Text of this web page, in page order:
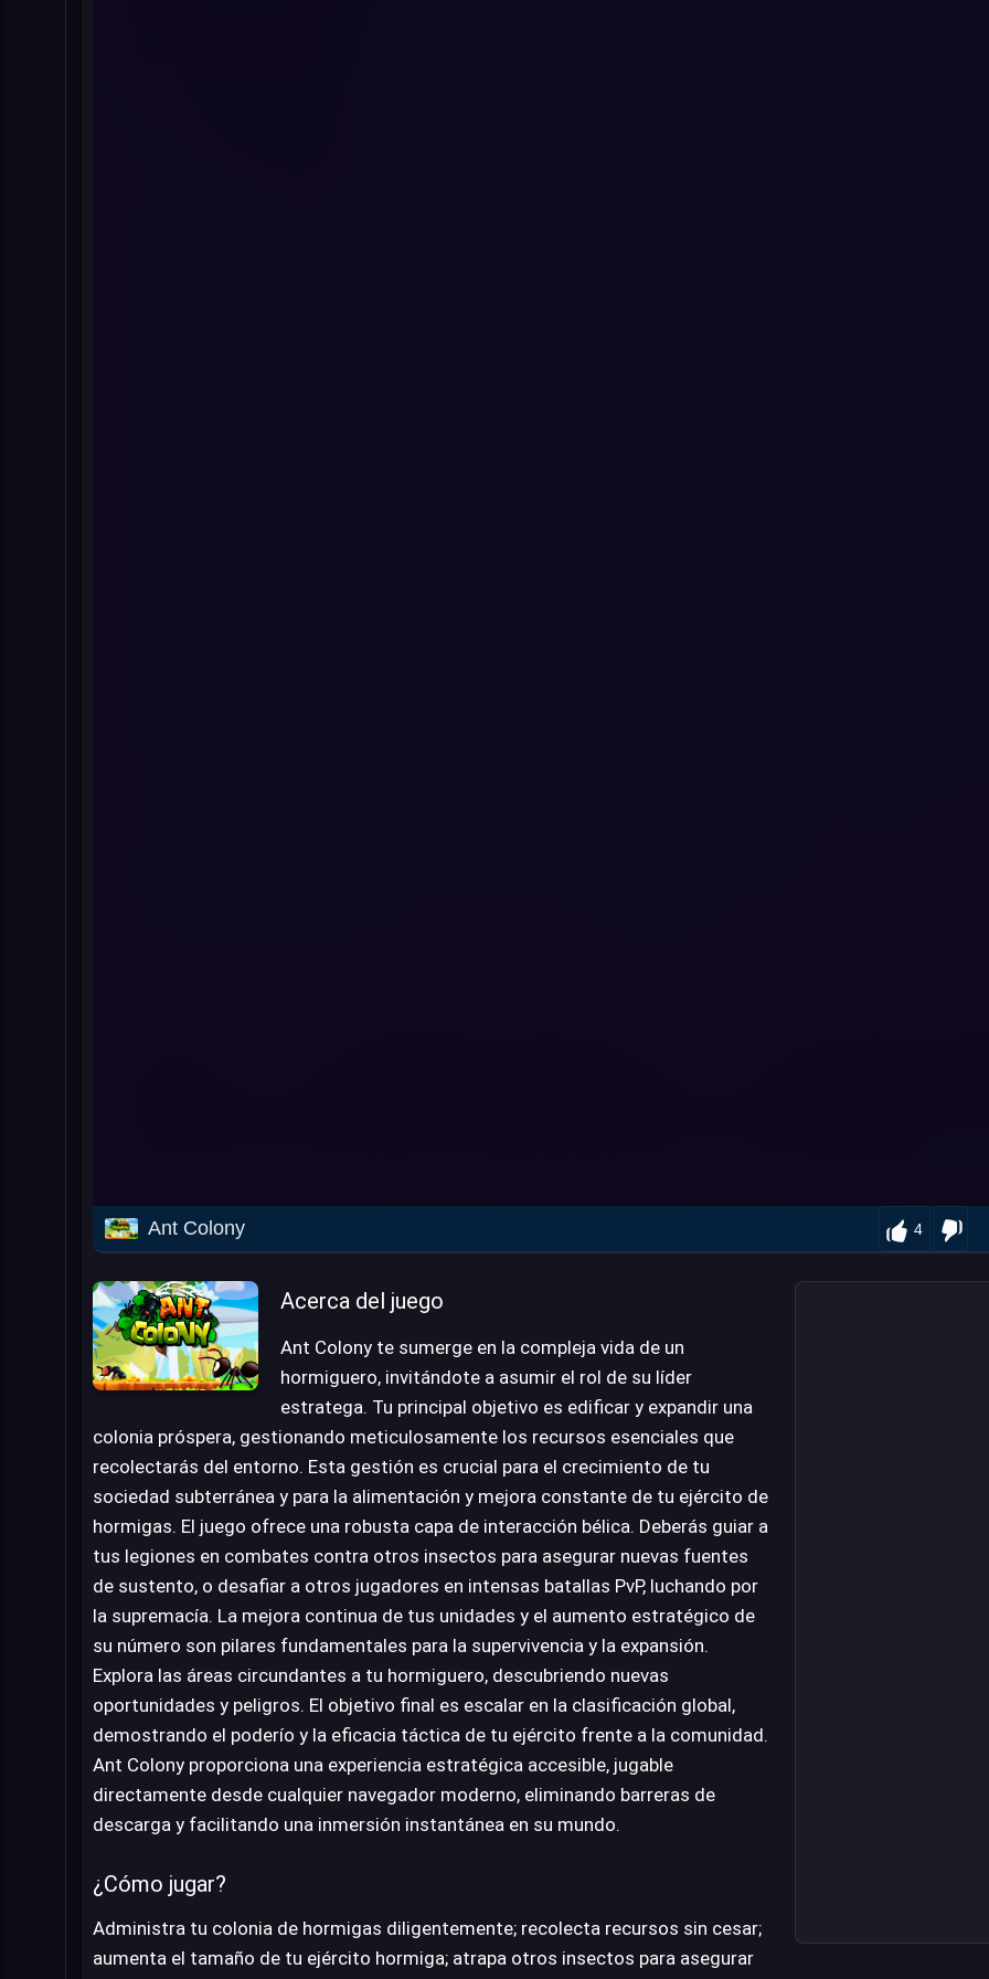
Ant Colony 4
Acerca del juego
Ant Colony te sumerge en la compleja vida de un
hormiguero, invitándote a asumir el rol de su líder
estratega. Tu principal objetivo es edificar y expandir una
colonia próspera, gestionando meticulosamente los recursos esenciales que
recolectarás del entorno. Esta gestión es crucial para el crecimiento de tu
sociedad subterránea y para la alimentación y mejora constante de tu ejército de
hormigas. El juego ofrece una robusta capa de interacción bélica. Deberás guiar a
tus legiones en combates contra otros insectos para asegurar nuevas fuentes
de sustento, o desafiar a otros jugadores en intensas batallas PvP, luchando por
la supremacía. La mejora continua de tus unidades y el aumento estratégico de
su número son pilares fundamentales para la supervivencia y la expansión.
Explora las áreas circundantes a tu hormiguero, descubriendo nuevas
oportunidades y peligros. El objetivo final es escalar en la clasificación global,
demostrando el poderío y la eficacia táctica de tu ejército frente a la comunidad.
Ant Colony proporciona una experiencia estratégica accesible, jugable
directamente desde cualquier navegador moderno, eliminando barreras de
descarga y facilitando una inmersión instantánea en su mundo.
¿Cómo jugar?
Administra tu colonia de hormigas diligentemente; recolecta recursos sin cesar;
aumenta el tamaño de tu ejército hormiga; atrapa otros insectos para asegurar